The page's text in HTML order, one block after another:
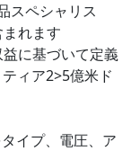
スペシャリス
れます
に基づいて定義
ィア2>5億米ド
イプ、電圧、ア